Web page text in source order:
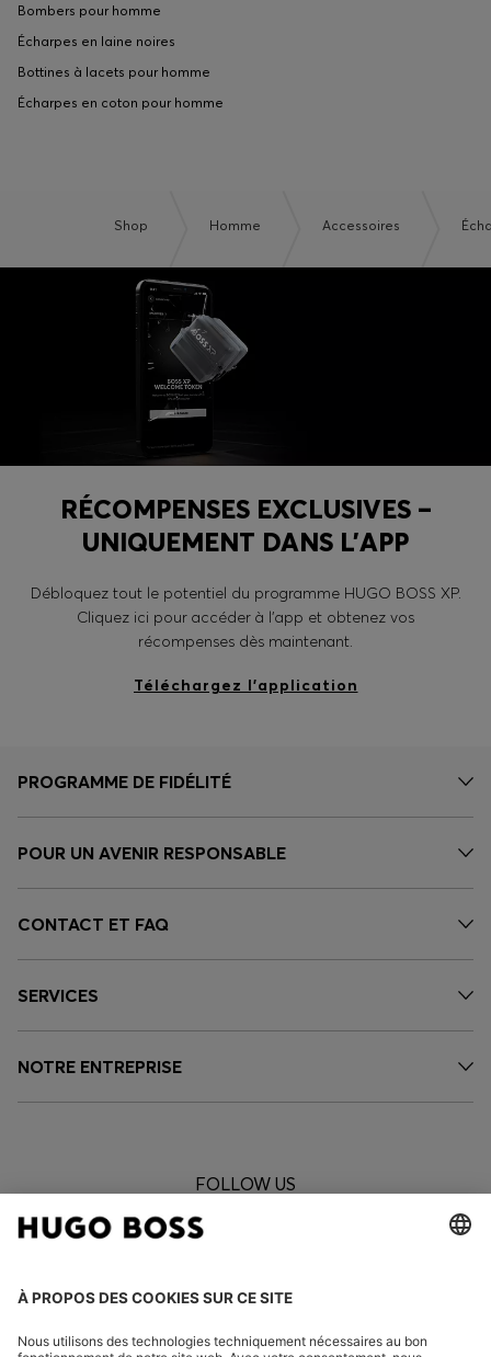
Bombers pour homme
Écharpes en laine noires
Bottines à lacets pour homme
Écharpes en coton pour homme
Shop Homme Accessoires
RÉCOMPENSES EXCLUSIVES –
UNIQUEMENT DANS L’APP
Débloquez tout le potentiel du programme HUGO BOSS XP.
Cliquez ici pour accéder à l’app et obtenez vos
récompenses dès maintenant.
Téléchargez l’application
PROGRAMME DE FIDÉLITÉ
POUR UN AVENIR RESPONSABLE
CONTACT ET FAQ
SERVICES
NOTRE ENTREPRISE
FOLLOW US
CHANGER DE PAYS :